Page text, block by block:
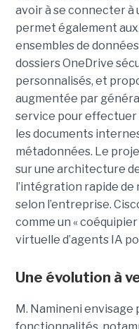
avoir à se connecter à
permet également
ensembles de
dossiers OneDrive
personnalisés, et
augmentée par
service pour effectuer
les documents
métadonnées. Le
sur une architecture
l’intégration rapide de
selon l’entreprise.
comme un «
virtuelle d’agents IA
Une évolution à
M. Namineni envisage